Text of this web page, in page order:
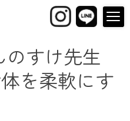
のすけ先生
を柔軟にす